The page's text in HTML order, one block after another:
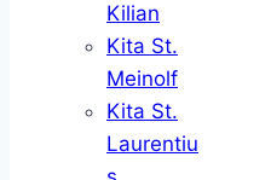
Kilian
Kita St.
Meinolf
Kita St.
Laurentiu